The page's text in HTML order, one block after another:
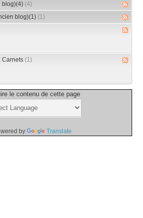
blog)(4) (4)
blog)(1) (1)
Carnets (1)
le contenu de cette page
by Translate